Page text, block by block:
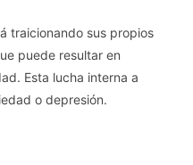
traicionando sus propios
puede resultar en
Esta lucha interna a
o depresión.